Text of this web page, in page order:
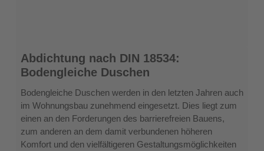
Abdichtung
nach
DIN
18534:
Bodengleiche
Duschen
Abdichtung nach DIN 18534:
Bodengleiche Duschen
Bodengleiche Duschen werden in den letzten Jahren auch
im Wohnungsbau zunehmend eingesetzt. Dies liegt zum
einen an den Forderungen des barrierefreien Bauens,
zum anderen an dem damit verbundenen höheren
Komfort und den vielfältigeren Gestaltungsmöglichkeiten